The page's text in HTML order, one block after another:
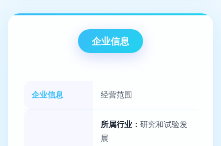
企业信息
企业信息 经营范围
所属行业： 研究和试验发
展